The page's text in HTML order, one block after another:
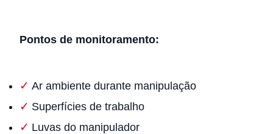
Pontos de monitoramento:
Ar ambiente durante manipulação
Superfícies de trabalho
Luvas do manipulador